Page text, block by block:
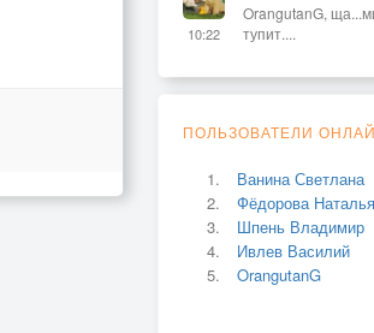
10:22
OrangutanG,
тупит....
ПОЛЬЗОВАТЕЛИ
Ванина Светлана
Фёдорова Наталья
Шпень Владимир
Ивлев Василий
OrangutanG